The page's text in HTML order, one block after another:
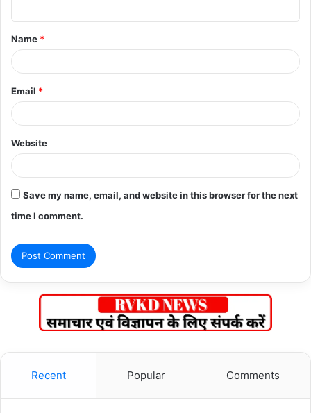
t
*
Name *
Email *
Website
Save my name, email, and website in this browser for the next
time I comment.
Recent Popular Comments